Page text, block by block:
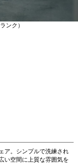
ンク）
ア。シンプルで洗練され
い空間に上質な雰囲気を